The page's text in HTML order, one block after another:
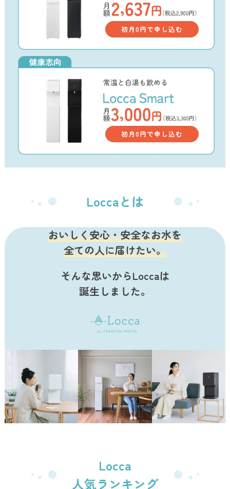
初月0円で申し込む
初月0円で申し込む
Loccaとは
おいしく安心・安全なお水を
全ての人に届けたい。
そんな思いからLoccaは
誕生しました。
Locca
人気ランキング